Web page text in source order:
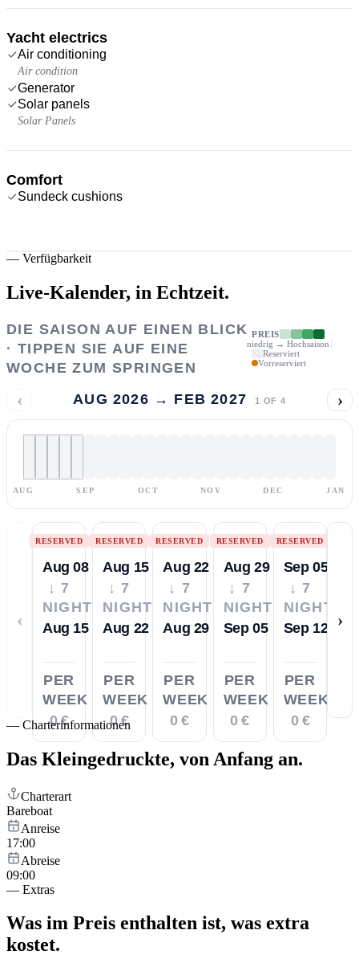
Yacht electrics
Air conditioning
Air condition
Generator
Solar panels
Solar Panels
Comfort
Sundeck cushions
— Verfügbarkeit
Live-Kalender, in Echtzeit.
DIE SAISON AUF EINEN BLICK
· TIPPEN SIE AUF EINE
WOCHE ZUM SPRINGEN
PREIS
niedrig → Hochsaison
Reserviert
Vorreserviert
‹ AUG 2026 → FEB 2027 1 OF 4 ›
AUG SEP OCT NOV DEC JAN
‹
RESERVED
Aug 08
↓ 7
NIGHTS
Aug 15
PER
WEEK
0 €
RESERVED
Aug 15
↓ 7
NIGHTS
Aug 22
PER
WEEK
0 €
RESERVED
Aug 22
↓ 7
NIGHTS
Aug 29
PER
WEEK
0 €
RESERVED
Aug 29
↓ 7
NIGHTS
Sep 05
PER
WEEK
0 €
RESERVED
Sep 05
↓ 7
NIGHTS
Sep 12
PER
WEEK
0 €
›
— Charterinformationen
Das Kleingedruckte, von Anfang an.
Charterart
Bareboat
Anreise
17:00
Abreise
09:00
— Extras
Was im Preis enthalten ist, was extra
kostet.